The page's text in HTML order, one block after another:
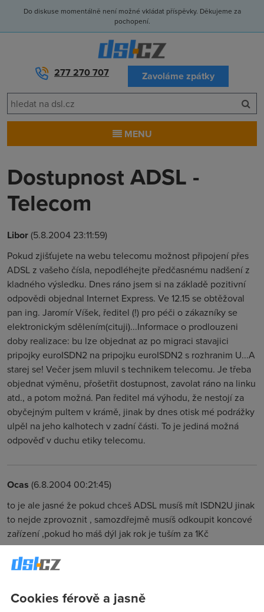
Do diskuse momentálně není možné vkládat příspěvky. Děkujeme za
pochopení.
277 270 707 Zavoláme zpátky
MENU
Dostupnost ADSL -
Telecom
Libor(5.8.2004 23:11:59)
Pokud zjišťujete na webu telecomu možnost připojení přes
ADSL z vašeho čísla, nepodléhejte předčasnému nadšení z
kladného výsledku. Dnes ráno jsem si na základě pozitivní
odpovědi objednal Internet Express. Ve 12.15 se obtěžoval
pan ing. Jaromír Víšek, ředitel (!) pro péči o zákazníky se
elektronickým sdělením(cituji)...Informace o prodlouzeni
doby realizace: bu lze objednat az po migraci stavajici
pripojky euroISDN2 na pripojku euroISDN2 s rozhranim U...A
starej se! Večer jsem mluvil s technikem telecomu. Je třeba
objednat výměnu, přošetřit dostupnost, zavolat ráno na linku
atd., a potom možná. Pan ředitel má výhodu, že nestojí za
obyčejným pultem v krámě, jinak by dnes otisk mé podrážky
ulpěl na jeho kalhotech v zadní části. To je jediná možná
odpověď v duchu etiky telecomu.
Ocas (6.8.2004 00:21:45)
to je ale jasné že pokud chceš ADSL musíš mít ISDN2U jinak
to nejde zprovoznit , samozdřejmě musíš odkoupit koncové
zařízení ,pokud ho máš dýl jak rok je tuším za 1Kč
Anonym(7.8.2004 08:10:27)
Proc musis mit ISDN??
Cookies férově a jasně